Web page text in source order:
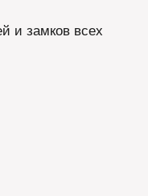
и замков всех